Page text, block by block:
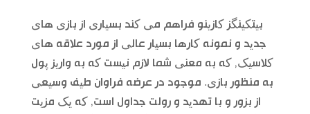
بیتکینگز کازینو فراهم می کند بسیاری از بازی های
جدید و نمونه کارها بسیار عالی از مورد علاقه های
کلاسیک, که به معنی شما لازم نیست که به واریز پول
به منظور بازی. موجود در عرضه فراوان طیف وسیعی
از بزور و با تهدید و رولت جداول است, که یک مزیت